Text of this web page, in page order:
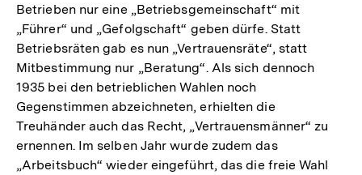
Betrieben nur eine „Betriebsgemeinschaft“ mit
„Führer“ und „Gefolgschaft“ geben dürfe. Statt
Betriebsräten gab es nun „Vertrauensräte“, statt
Mitbestimmung nur „Beratung“. Als sich dennoch
1935 bei den betrieblichen Wahlen noch
Gegenstimmen abzeichneten, erhielten die
Treuhänder auch das Recht, „Vertrauensmänner“ zu
ernennen. Im selben Jahr wurde zudem das
„Arbeitsbuch“ wieder eingeführt, das die freie Wahl